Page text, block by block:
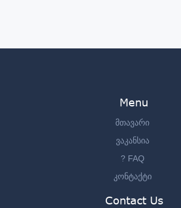
Menu
მთავარი
ვაკანსია
? FAQ
კონტაქტი
Contact Us